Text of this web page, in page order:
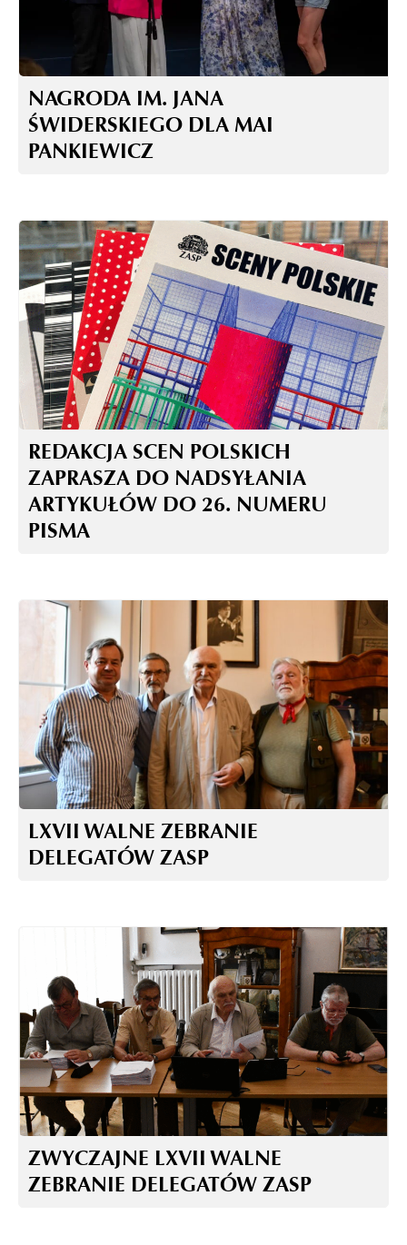
NAGRODA IM. JANA
ŚWIDERSKIEGO DLA MAI
PANKIEWICZ
REDAKCJA SCEN POLSKICH
ZAPRASZA DO NADSYŁANIA
ARTYKUŁÓW DO 26. NUMERU
PISMA
LXVII WALNE ZEBRANIE
DELEGATÓW ZASP
ZWYCZAJNE LXVII WALNE
ZEBRANIE DELEGATÓW ZASP